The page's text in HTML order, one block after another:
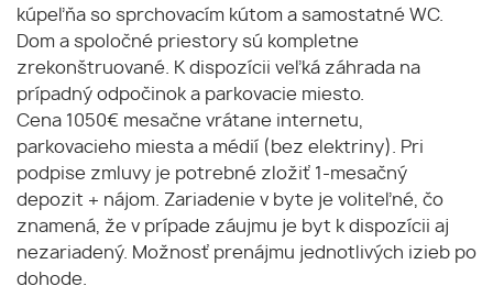
kúpeľňa so sprchovacím kútom a samostatné WC.
Dom a spoločné priestory sú kompletne
zrekonštruované. K dispozícii veľká záhrada na
prípadný odpočinok a parkovacie miesto.
Cena 1050€ mesačne vrátane internetu,
parkovacieho miesta a médií (bez elektriny). Pri
podpise zmluvy je potrebné zložiť 1-mesačný
depozit + nájom. Zariadenie v byte je voliteľné, čo
znamená, že v prípade záujmu je byt k dispozícii aj
nezariadený. Možnosť prenájmu jednotlivých izieb po
dohode.